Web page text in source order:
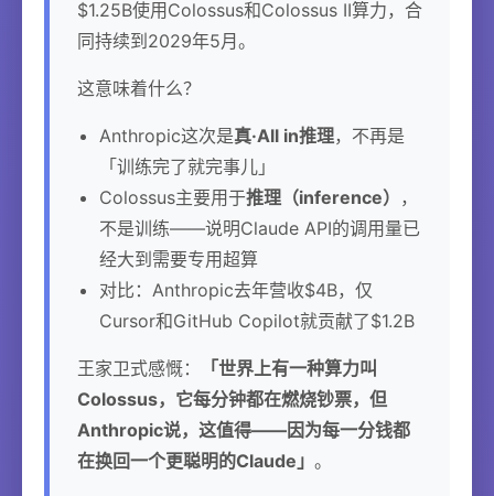
$1.25B使用Colossus和Colossus II算力，合
同持续到2029年5月。
这意味着什么？
Anthropic这次是真·All in推理，不再是
「训练完了就完事儿」
Colossus主要用于推理（inference） ，
不是训练——说明Claude API的调用量已
经大到需要专用超算
对比：Anthropic去年营收$4B，仅
Cursor和GitHub Copilot就贡献了$1.2B
王家卫式感慨：
「世界上有一种算力叫
Colossus，它每分钟都在燃烧钞票，但
Anthropic说，这值得——因为每一分钱都
在换回一个更聪明的Claude」 。